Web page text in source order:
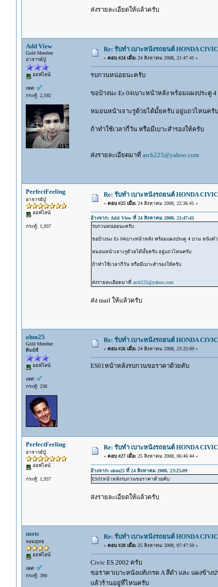
ส่งรายละเอียดให้แล้วครับ
Add View
Gold Member
อาจารย์ปู่
ออฟไลน์
เพศ:
กระทู้: 2,592
Re: รับทำ เบาะหนังรถยนต์ HONDA
« ตอบ #24 เมื่อ:24 สิงหาคม 2008, 21:47:41 »
รบกวนหน่อยนะครับ
ขอบ้างนะ Es 04เบาะหน้าหลัง พร้อมแผงประตู
หมอนหน้าเจาะรูด้วยได้มั้ยครับ อยู่แถวไหนครับ
ถ้าทำใช้เวลากี่วัน หรือมีเบาะสำรองให้ครับ
ส่งรายละเอียดมาที่ arch225@yahoo.com
PerfectFeeling
อาจารย์ปู่
ออฟไลน์
กระทู้: 1,937
Re: รับทำ เบาะหนังรถยนต์ HONDA
« ตอบ #25 เมื่อ:24 สิงหาคม 2008, 22:36:41 »
อ้างจาก: Add View ที่ 24 สิงหาคม 2008, 21:47:41
รบกวนหน่อยนะครับ
ขอบ้างนะ Es 04เบาะหน้าหลัง พร้อมแผงประตู 4 บาน หนังด
หมอนหน้าเจาะรูด้วยได้มั้ยครับ อยู่แถวไหนครับ
ถ้าทำใช้เวลากี่วัน หรือมีเบาะสำรองให้ครับ
ส่งรายละเอียดมาที่ arch225@yahoo.com
ส่ง mail ให้แล้วครับ
ohm25
Gold Member
ศิษย์พี่
ออฟไลน์
เพศ:
กระทู้: 236
Re: รับทำ เบาะหนังรถยนต์ HONDA
« ตอบ #26 เมื่อ:24 สิงหาคม 2008, 23:25:09 »
ES01หน้าหลังรบกวนขอราคาด้วยคับ
PerfectFeeling
อาจารย์ปู่
ออฟไลน์
กระทู้: 1,937
Re: รับทำ เบาะหนังรถยนต์ HONDA
« ตอบ #27 เมื่อ:25 สิงหาคม 2008, 06:46:44 »
อ้างจาก: ohm25 ที่ 24 สิงหาคม 2008, 23:25:09
ES01หน้าหลังรบกวนขอราคาด้วยคับ
ส่งรายละเอียดให้แล้วครับ
mots
จอมยุทธ
ออฟไลน์
เพศ:
กระทู้: 390
Re: รับทำ เบาะหนังรถยนต์ HONDA
« ตอบ #28 เมื่อ:25 สิงหาคม 2008, 07:47:50 »
Civic ES 2002 ครับ
ขอราคาเบาะหนังแท้เกรด A สีดำ และ แผงข้าง
แล้วร้านอยู่ที่ไหนครับ